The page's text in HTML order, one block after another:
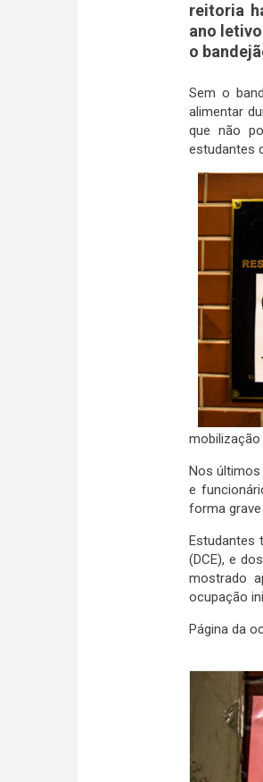
reitoria
ano
o
Sem o
alimentar
que não
estudantes
Nos
e
forma
Estudantes
(DCE), e
mostrado
ocupação
Página da